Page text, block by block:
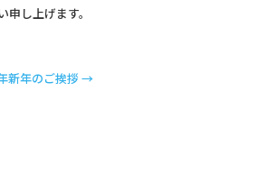
し上げます。
新年のご挨拶 →